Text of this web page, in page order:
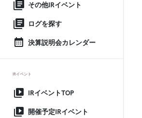
その他IRイベント
ログを探す
決算説明会カレンダー
IRイベント
IRイベントTOP
開催予定IRイベント